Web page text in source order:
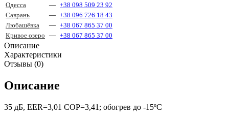
Одесса
— +38 098 509 23 92
Саврань
— +38 096 726 18 43
Любашёвка
— +38 067 865 37 00
Кривое озеро — +38 067 865 37 00
Описание
Характеристики
Отзывы (0)
Описание
35 дБ, EER=3,01 COP=3,41; обогрев до -15ºС